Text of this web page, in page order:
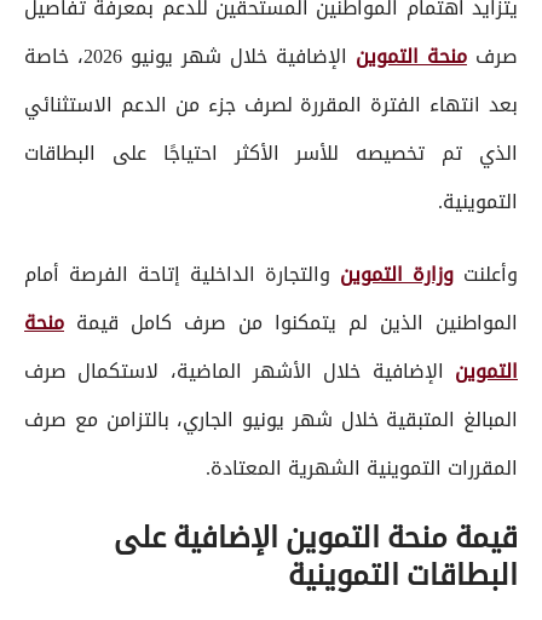
يتزايد اهتمام المواطنين المستحقين للدعم بمعرفة تفاصيل
صرف منحة التموين
الإضافية خلال شهر يونيو 2026، خاصة
بعد انتهاء الفترة المقررة لصرف جزء من الدعم الاستثنائي
الذي تم تخصيصه للأسر الأكثر احتياجًا على البطاقات
التموينية.
وأعلنت وزارة التموين والتجارة الداخلية إتاحة الفرصة أمام
المواطنين الذين لم يتمكنوا من صرف كامل قيمة منحة
التموين الإضافية خلال الأشهر الماضية، لاستكمال صرف
المبالغ المتبقية خلال شهر يونيو الجاري، بالتزامن مع صرف
المقررات التموينية الشهرية المعتادة.
قيمة منحة التموين الإضافية على
البطاقات التموينية